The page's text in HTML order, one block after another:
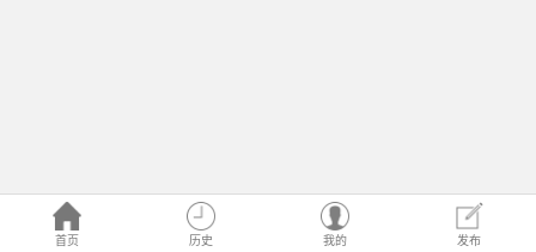
首页 历史 我的 发布